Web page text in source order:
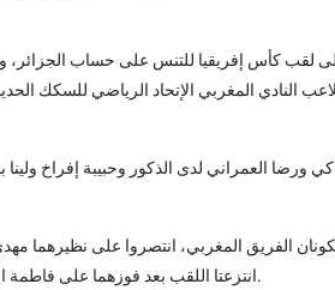
لقب كأس إفريقيا للتنس على حساب الجزائر،
النادي المغربي الإتحاد الرياضي للسكك
ورضا العمراني لدى الذكور وحبيبة إفراخ ولينا
الفريق المغربي، انتصروا على نظيرهما
انتزعتا اللقب بعد فوزهما على فاطمة الزهراء العلمي ولمياء السعدي فريق أ في ثلاثة جولات.